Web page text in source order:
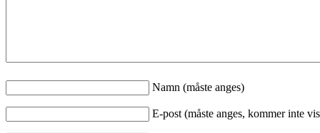
Namn (måste anges)
E-post (måste anges, kommer inte